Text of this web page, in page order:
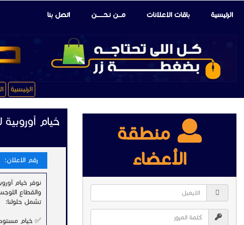
الرئيسية باقات الإعلانات مـــن نـحـــــــن اتصل بنا
الرئيسية
منطقة
الأعضاء
خيام
رقم الاعلان: 54511
نوفر خيام
والقطاع
تشمل حلولنا:
✅ خيام